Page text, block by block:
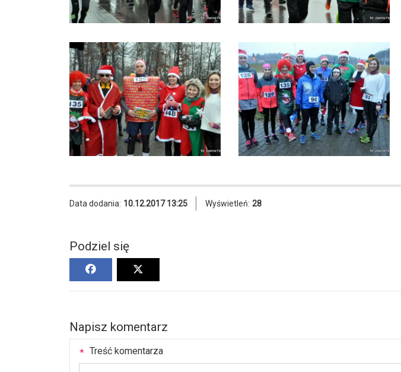
Data dodania: 10.12.2017 13:25 Wyświetleń: 28
Podziel się
Napisz komentarz
Treść komentarza